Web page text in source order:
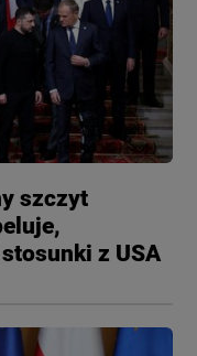
szczyt
z USA